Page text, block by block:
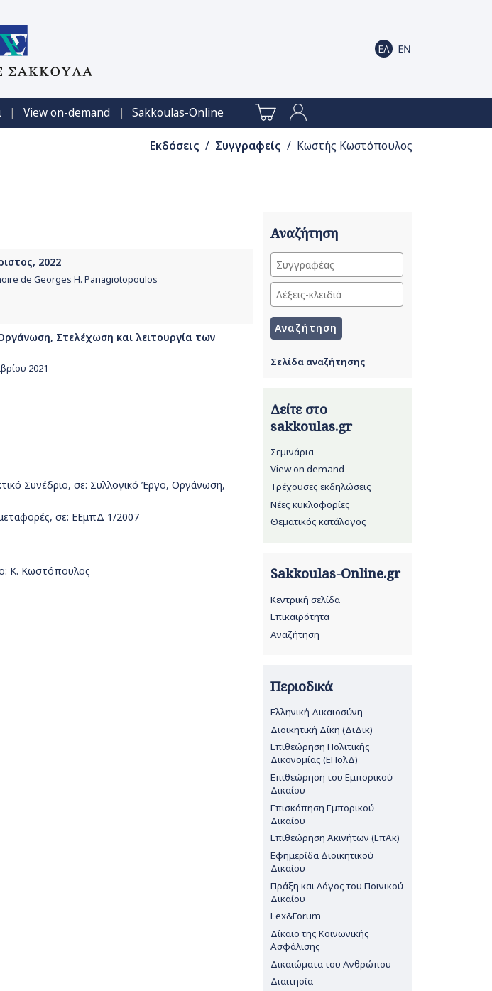
| View on-demand | Sakkoulas-Online
Εκδόσεις / Συγγραφείς / Κωστής Κωστόπουλος
2022
de Georges H. Panagiotopoulos
Στελέχωση και λειτουργία των
2021
Συνέδριο, σε: Συλλογικό Έργο, Οργάνωση,
σε: ΕΕμπΔ 1/2007
Κ. Κωστόπουλος
Αναζήτηση
Σελίδα αναζήτησης
Δείτε στο
sakkoulas.gr
Σεμινάρια
View on demand
Τρέχουσες εκδηλώσεις
Νέες κυκλοφορίες
Θεματικός κατάλογος
Sakkoulas-Online.gr
Κεντρική σελίδα
Επικαιρότητα
Αναζήτηση
Περιοδικά
Ελληνική Δικαιοσύνη
Διοικητική Δίκη (ΔιΔικ)
Επιθεώρηση Πολιτικής
Δικονομίας (ΕΠολΔ)
Επιθεώρηση του Εμπορικού
Δικαίου
Επισκόπηση Εμπορικού
Δικαίου
Επιθεώρηση Ακινήτων (ΕπΑκ)
Εφημερίδα Διοικητικού
Δικαίου
Πράξη και Λόγος του Ποινικού
Δικαίου
Lex&Forum
Δίκαιο της Κοινωνικής
Ασφάλισης
Δικαιώματα του Ανθρώπου
Διαιτησία